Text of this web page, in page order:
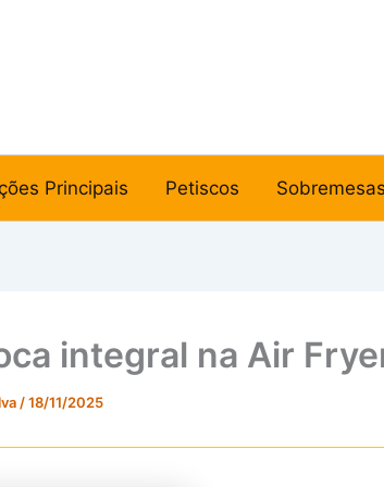
Principais Petiscos
integral na Air
/18/11/2025